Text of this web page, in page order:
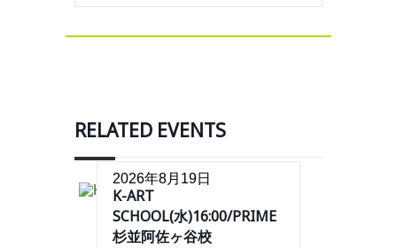
RELATED EVENTS
2026年8月19日
K-ART
SCHOOL(水)16:00/PRIME
杉並阿佐ヶ谷校